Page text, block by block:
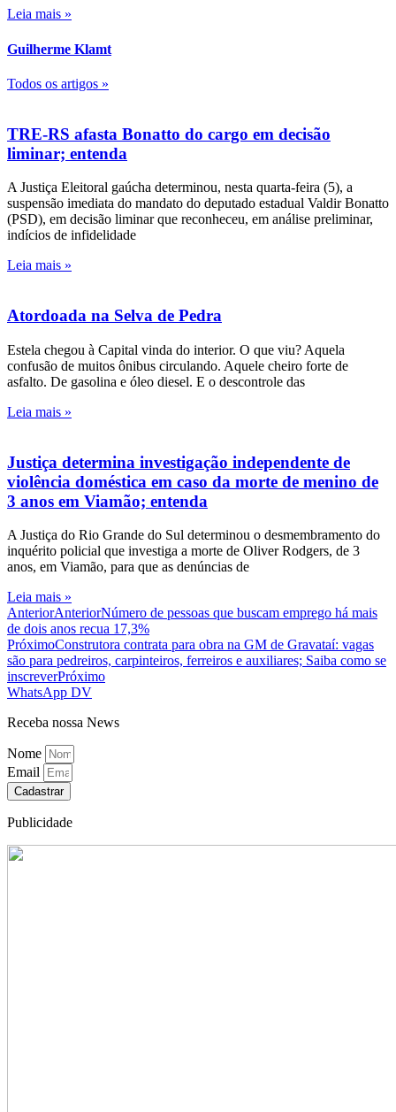
Leia mais »
Guilherme Klamt
Todos os artigos »
TRE-RS afasta Bonatto do cargo em decisão
liminar; entenda
A Justiça Eleitoral gaúcha determinou, nesta quarta-feira (5), a
suspensão imediata do mandato do deputado estadual Valdir Bonatto
(PSD), em decisão liminar que reconheceu, em análise preliminar,
indícios de infidelidade
Leia mais »
Atordoada na Selva de Pedra
Estela chegou à Capital vinda do interior. O que viu? Aquela
confusão de muitos ônibus circulando. Aquele cheiro forte de
asfalto. De gasolina e óleo diesel. E o descontrole das
Leia mais »
Justiça determina investigação independente de
violência doméstica em caso da morte de menino de
3 anos em Viamão; entenda
A Justiça do Rio Grande do Sul determinou o desmembramento do
inquérito policial que investiga a morte de Oliver Rodgers, de 3
anos, em Viamão, para que as denúncias de
Leia mais »
AnteriorAnteriorNúmero de pessoas que buscam emprego há mais
de dois anos recua 17,3%
PróximoConstrutora contrata para obra na GM de Gravataí: vagas
são para pedreiros, carpinteiros, ferreiros e auxiliares; Saiba como se
inscreverPróximo
WhatsApp DV
Receba nossa News
Nome
Email
Cadastrar
Publicidade